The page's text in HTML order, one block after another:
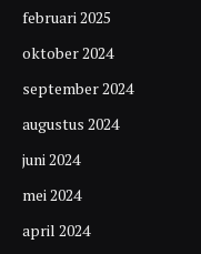
februari 2025
oktober 2024
september 2024
augustus 2024
juni 2024
mei 2024
april 2024